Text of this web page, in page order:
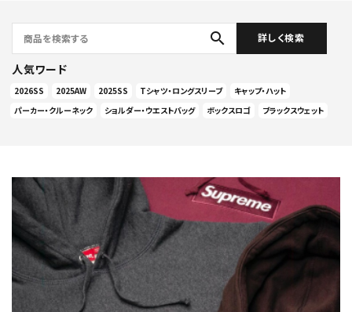
search 詳しく検索
人気ワード
2026SS 2025AW 2025SS Tシャツ・ロングスリーブ
キャップ・ハット
パーカー・クルーネック
ショルダー・ウエストバッグ ボックスロゴ ブラックスウェット